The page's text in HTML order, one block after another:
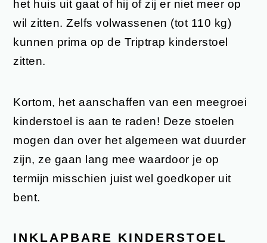
het huis uit gaat of hij of zij er niet meer op
wil zitten. Zelfs volwassenen (tot 110 kg)
kunnen prima op de Triptrap kinderstoel
zitten.
Kortom, het aanschaffen van een meegroei
kinderstoel is aan te raden! Deze stoelen
mogen dan over het algemeen wat duurder
zijn, ze gaan lang mee waardoor je op
termijn misschien juist wel goedkoper uit
bent.
INKLAPBARE KINDERSTOEL